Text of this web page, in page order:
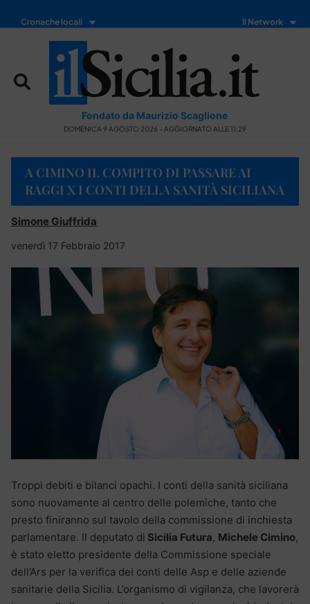
Cronache locali Il Network
Fondato da Maurizio Scaglione
DOMENICA 9 AGOSTO 2026 - AGGIORNATO ALLE 11:29
A CIMINO IL COMPITO DI PASSARE AI
RAGGI X I CONTI DELLA SANITÀ SICILIANA
Simone Giuffrida
venerdì 17 Febbraio 2017
Troppi debiti e bilanci opachi. I conti della sanità siciliana
sono nuovamente al centro delle polemiche, tanto che
presto finiranno sul tavolo della commissione di inchiesta
parlamentare. Il deputato di Sicilia Futura, Michele Cimino,
è stato eletto presidente della Commissione speciale
dell’Ars per la verifica dei conti delle Asp e delle aziende
sanitarie della Sicilia. L’organismo di vigilanza, che lavorerà